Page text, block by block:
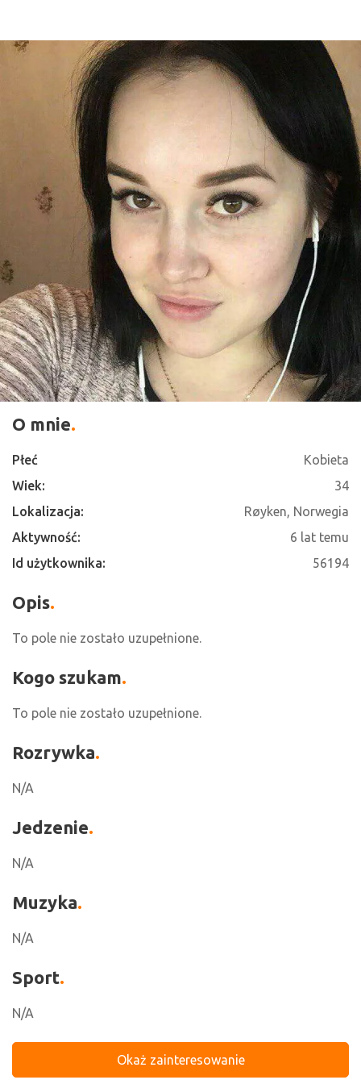
O mnie
Płeć
Kobieta
Wiek:
34
Lokalizacja:
Røyken, Norwegia
Aktywność:
6 lat temu
Id użytkownika:
56194
Opis
To pole nie zostało uzupełnione.
Kogo szukam
To pole nie zostało uzupełnione.
Rozrywka
N/A
Jedzenie
N/A
Muzyka
N/A
Sport
N/A
Okaż zainteresowanie